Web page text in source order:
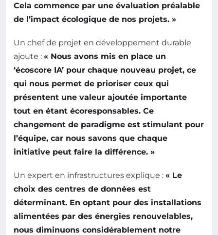
Cela commence par une évaluation préalable
de l’impact écologique de nos projets. »
Un chef de projet en développement durable
ajoute : « Nous avons mis en place un
‘écoscore IA’ pour chaque nouveau projet, ce
qui nous permet de prioriser ceux qui
présentent une valeur ajoutée importante
tout en étant écoresponsables. Ce
changement de paradigme est stimulant pour
l’équipe, car nous savons que chaque
initiative peut faire la différence. »
Un expert en infrastructures explique : « Le
choix des centres de données est
déterminant. En optant pour des installations
alimentées par des énergies renouvelables,
nous diminuons considérablement notre